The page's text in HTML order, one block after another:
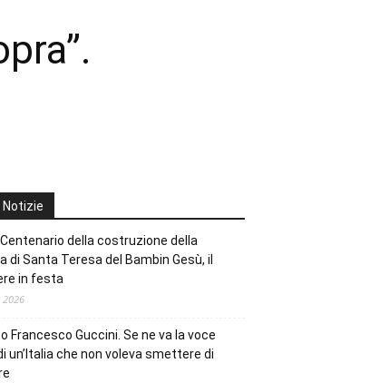
della costruzione della
di Santa Teresa del Bambin Gesù, il
in festa
2026
Francesco Guccini. Se ne va la voce
un’Italia che non voleva smettere di